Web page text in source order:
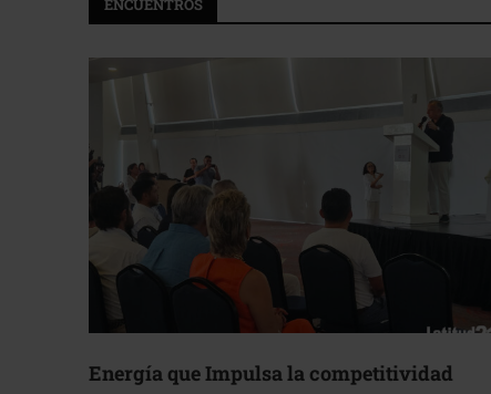
ENCUENTROS
Energía que Impulsa la competitividad